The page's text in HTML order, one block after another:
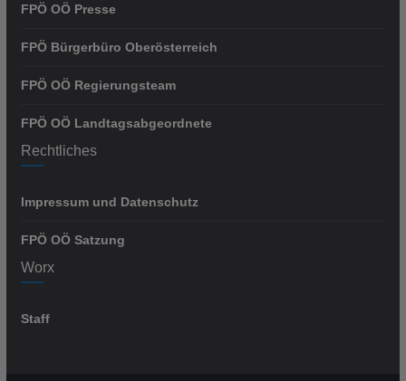
FPÖ OÖ Presse
FPÖ Bürgerbüro Oberösterreich
FPÖ OÖ Regierungsteam
FPÖ OÖ Landtagsabgeordnete
Rechtliches
Impressum und Datenschutz
FPÖ OÖ Satzung
Worx
Staff